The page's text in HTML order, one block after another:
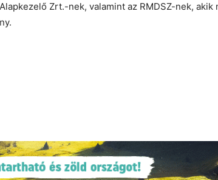
Zrt.-nek, valamint az RMDSZ-nek, akik